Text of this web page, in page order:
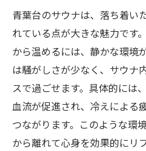
青葉台のサウナは、落ち着い
れている点が大きな魅力です
から温めるには、静かな環境
は騒がしさが少なく、サウナ
スで過ごせます。具体的には
血流が促進され、冷えによる
つながります。このような環
から離れて心身を効果的にリ